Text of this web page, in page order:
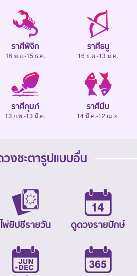
ราศีพิจิก
16 พ.ย.-15 ธ.ค.
ราศีธนู
16 ธ.ค.-13 ม.ค.
ราศีกุมภ์
13 ก.พ.-13 มี.ค.
ราศีมีน
14 มี.ค.-12 เม.ย.
งชะตารูปแบบอื่น
ไพ่ยิปซีรายวัน ดูดวงรายปักษ์